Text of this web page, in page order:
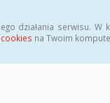
działania serwisu. W
na Twoim